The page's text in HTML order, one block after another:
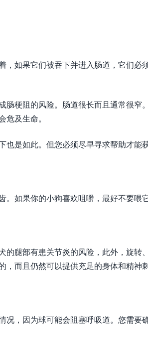
，如果它们被吞下并进入肠道，它们必
肠梗阻的风险。肠道很长而且通常很窄
及生命。
也是如此。但您必须尽早寻求帮助才能
。如果你的小狗喜欢咀嚼，最好不要喂
的腿部有患关节炎的风险，此外，旋转
，而且仍然可以提供充足的身体和精神
况，因为球可能会阻塞呼吸道。您需要